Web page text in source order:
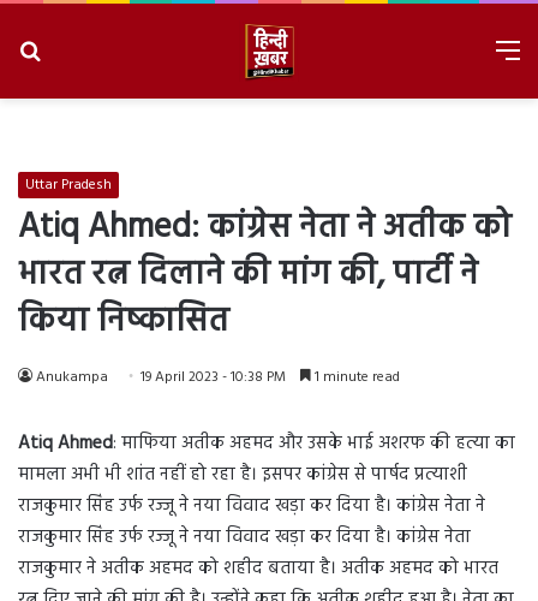
Uttar Pradesh
Atiq Ahmed: कांग्रेस नेता ने अतीक को
भारत रत्न दिलाने की मांग की, पार्टी ने
किया निष्कासित
Anukampa 19 April 2023 - 10:38 PM 1 minute read
Atiq Ahmed: माफिया अतीक अहमद और उसके भाई अशरफ की हत्या का
मामला अभी भी शांत नहीं हो रहा है। इसपर कांग्रेस से पार्षद प्रत्याशी
राजकुमार सिंह उर्फ रज्जू ने नया विवाद खड़ा कर दिया है। कांग्रेस नेता ने
राजकुमार सिंह उर्फ रज्जू ने नया विवाद खड़ा कर दिया है। कांग्रेस नेता
राजकुमार ने अतीक अहमद को शहीद बताया है। अतीक अहमद को भारत